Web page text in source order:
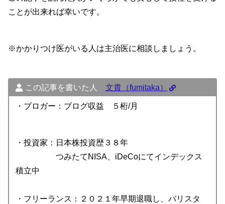
ことが出来れば幸いです。
※かかりつけ医がいる人は主治医に相談しましょう。
この記事を書いた人 文貴（fumitaka）
・ブロガー：ブログ収益 ５桁/月
・投資家：日本株投資歴３８年
つみたてNISA、iDeCoにてインデックス
積立中
・フリーランス：２０２１年早期退職し、バリスタ